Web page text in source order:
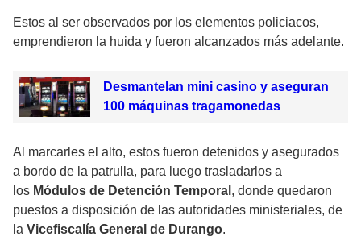
Estos al ser observados por los elementos policiacos,
emprendieron la huida y fueron alcanzados más adelante.
Desmantelan mini casino y aseguran
100 máquinas tragamonedas
Al marcarles el alto, estos fueron detenidos y asegurados
a bordo de la patrulla, para luego trasladarlos a
los Módulos de Detención Temporal , donde quedaron
puestos a disposición de las autoridades ministeriales, de
la Vicefiscalía General de Durango.